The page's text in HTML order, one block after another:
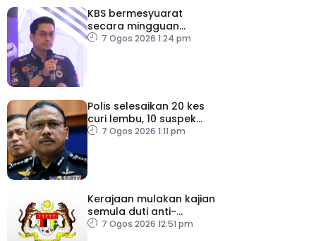
KBS bermesyuarat
secara mingguan
pastikan persiapan F1
7 Ogos 2026 1:24 pm
Polis selesaikan 20 kes
curi lembu, 10 suspek
diberkas
7 Ogos 2026 1:11 pm
Kerajaan mulakan kajian
semula duti anti-
lambakan import
7 Ogos 2026 12:51 pm